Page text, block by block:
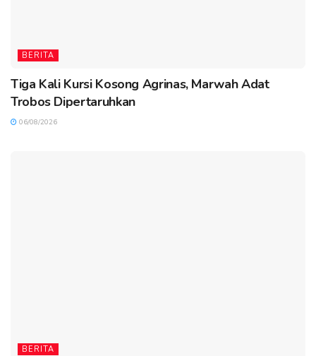
BERITA
Tiga Kali Kursi Kosong Agrinas, Marwah Adat
Trobos Dipertaruhkan
06/08/2026
BERITA